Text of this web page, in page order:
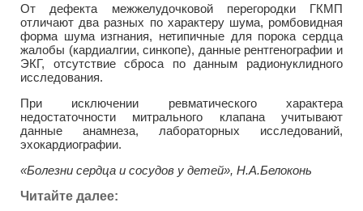
От дефекта межжелудочковой перегородки ГКМП
отличают два разных по характеру шума, ромбовидная
форма шума изгнания, нетипичные для порока сердца
жалобы (кардиалгии, синкопе), данные рентгенографии и
ЭКГ, отсутствие сброса по данным радионуклидного
исследования.
При исключении ревматического характера
недостаточности митрального клапана учитывают
данные анамнеза, лабораторных исследований,
эхокардиографии.
«Болезни сердца и сосудов у детей», Н.А.Белоконь
Читайте далее: